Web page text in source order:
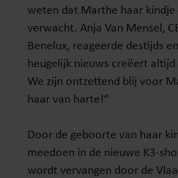
weten dat Marthe haar kindje
verwacht. Anja Van Mensel,
Benelux, reageerde destijds
heugelijk nieuws creëert
We zijn ontzettend blij voor
haar van harte!”
Door de geboorte van haar
meedoen in de nieuwe K3-
wordt vervangen door de